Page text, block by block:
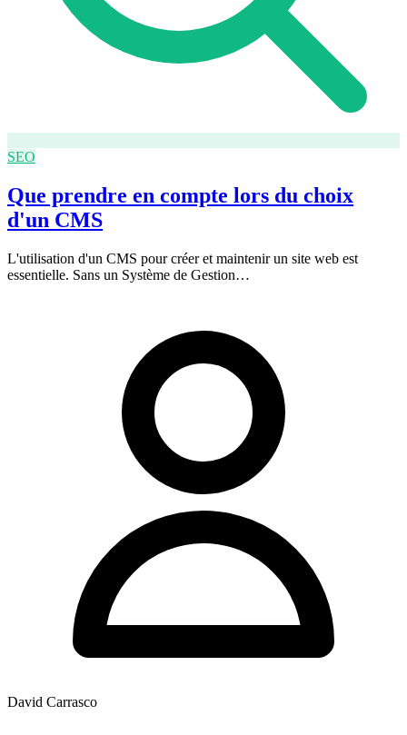
SEO
Que prendre en compte lors du choix
d'un CMS
L'utilisation d'un CMS pour créer et maintenir un site web est
essentielle. Sans un Système de Gestion…
David Carrasco